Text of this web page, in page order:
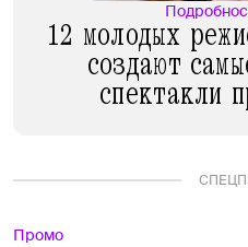
12 молодых
создают
спектакли
Промо